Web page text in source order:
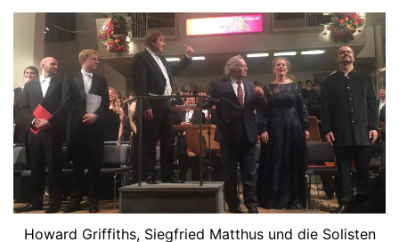
Howard Griffiths, Siegfried Matthus und die Solisten